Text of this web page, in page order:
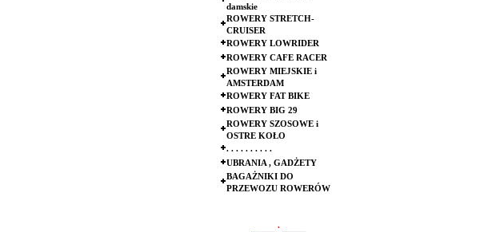
damskie
ROWERY STRETCH-
CRUISER
ROWERY LOWRIDER
ROWERY CAFE RACER
ROWERY MIEJSKIE i
AMSTERDAM
ROWERY FAT BIKE
ROWERY BIG 29
ROWERY SZOSOWE i
OSTRE KOŁO
. . . . . . . . . .
UBRANIA , GADŻETY
BAGAŻNIKI DO
PRZEWOZU ROWERÓW
.